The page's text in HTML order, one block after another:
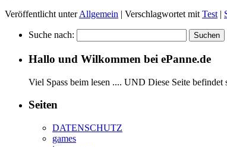
Veröffentlicht unter Allgemein | Verschlagwortet mit Test |
Suche nach:
Hallo und Wilkommen bei ePanne.de
Viel Spass beim lesen .... UND Diese Seite
Seiten
DATENSCHUTZ
games